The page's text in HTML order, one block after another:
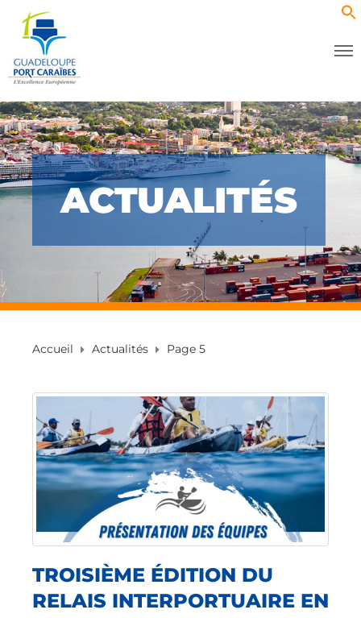
ACTUALITÉS
Accueil Actualités Page 5
TROISIÈME ÉDITION DU
RELAIS INTERPORTUAIRE EN